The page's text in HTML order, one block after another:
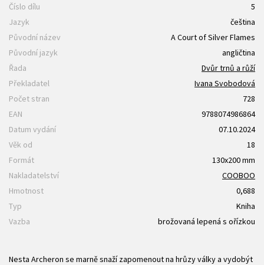
Číslo dílu
5
Jazyk
čeština
Původní název
A Court of Silver Flames
Původní jazyk
angličtina
Řada
Dvůr trnů a růží
Překladatel
Ivana Svobodová
Počet stran
728
EAN
9788074986864
Datum vydání
07.10.2024
Věk od
18
Formát
130x200 mm
Nakladatelství
COOBOO
Hmotnost
0,688
Typ
Kniha
Vazba
brožovaná lepená s ořízkou
Nesta Archeron se marně snaží zapomenout na hrůzy války a vydobýt